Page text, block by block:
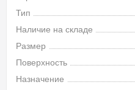
Тип
Наличие на складе
Размер
Поверхность
Назначение